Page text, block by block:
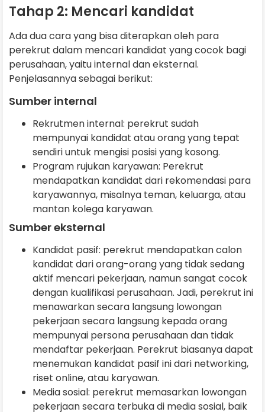
Tahap 2: Mencari kandidat
Ada dua cara yang bisa diterapkan oleh para
perekrut dalam mencari kandidat yang cocok bagi
perusahaan, yaitu internal dan eksternal.
Penjelasannya sebagai berikut:
Sumber internal
Rekrutmen internal: perekrut sudah
mempunyai kandidat atau orang yang tepat
sendiri untuk mengisi posisi yang kosong.
Program rujukan karyawan: Perekrut
mendapatkan kandidat dari rekomendasi para
karyawannya, misalnya teman, keluarga, atau
mantan kolega karyawan.
Sumber eksternal
Kandidat pasif: perekrut mendapatkan calon
kandidat dari orang-orang yang tidak sedang
aktif mencari pekerjaan, namun sangat cocok
dengan kualifikasi perusahaan. Jadi, perekrut ini
menawarkan secara langsung lowongan
pekerjaan secara langsung kepada orang
mempunyai persona perusahaan dan tidak
mendaftar pekerjaan. Perekrut biasanya dapat
menemukan kandidat pasif ini dari networking,
riset online, atau karyawan.
Media sosial: perekrut memasarkan lowongan
pekerjaan secara terbuka di media sosial, baik